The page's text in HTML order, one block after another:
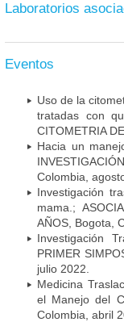
Laboratorios
Eventos
Uso de la
tratadas con
CITOMETRIA
Hacia un
Colombia,
Investigación
mama.;
AÑOS, Bogota,
Investigación
PRIMER
julio 2022.
Medicina
el Manejo del
Colombia, abril